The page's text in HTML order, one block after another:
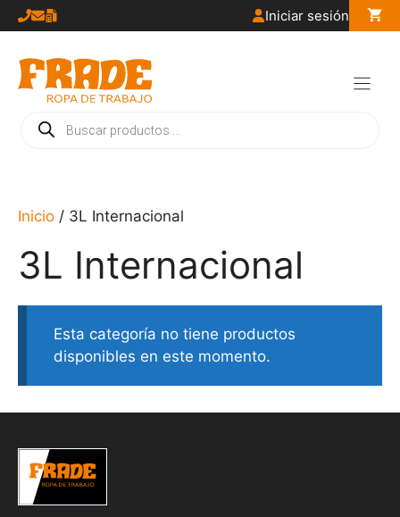
Saltar
al
contenido
Iniciar sesión
Búsqueda
de
Inicio / 3L Internacional
3L Internacional
Esta categoría no tiene productos
disponibles en este momento.